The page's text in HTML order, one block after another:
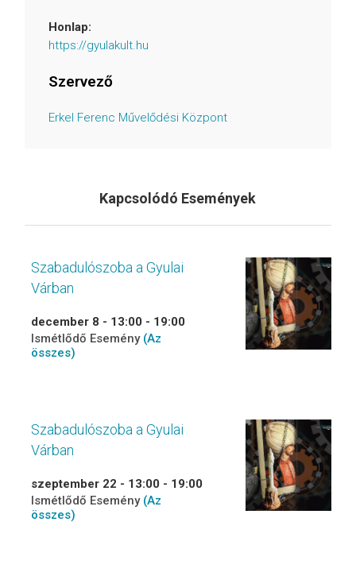
Honlap:
https://gyulakult.hu
Szervező
Erkel Ferenc Művelődési Központ
Kapcsolódó Események
Szabadulószoba a Gyulai
Várban
december 8 - 13:00 - 19:00
Ismétlődő Esemény (Az
összes)
Szabadulószoba a Gyulai
Várban
szeptember 22 - 13:00 - 19:00
Ismétlődő Esemény (Az
összes)